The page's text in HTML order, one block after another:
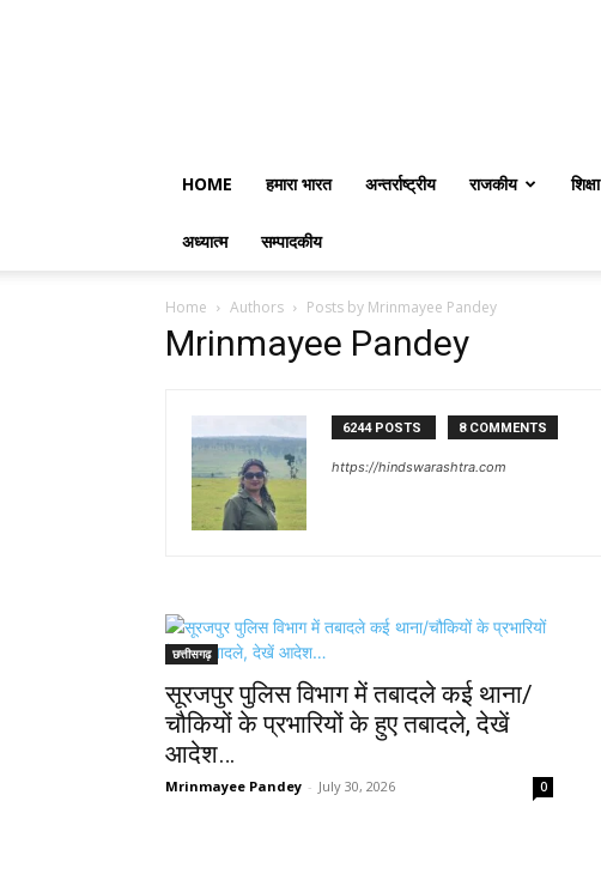
HOME हमारा भारत अन्तर्राष्ट्रीय राजकीय शिक्षा
अध्यात्म सम्पादकीय
Home Authors Posts by Mrinmayee Pandey
Mrinmayee Pandey
6244 POSTS 8 COMMENTS
https://hindswarashtra.com
छत्तीसगढ़
सूरजपुर पुलिस विभाग में तबादले कई थाना/
चौकियों के प्रभारियों के हुए तबादले, देखें
आदेश…
Mrinmayee Pandey - July 30, 2026 0